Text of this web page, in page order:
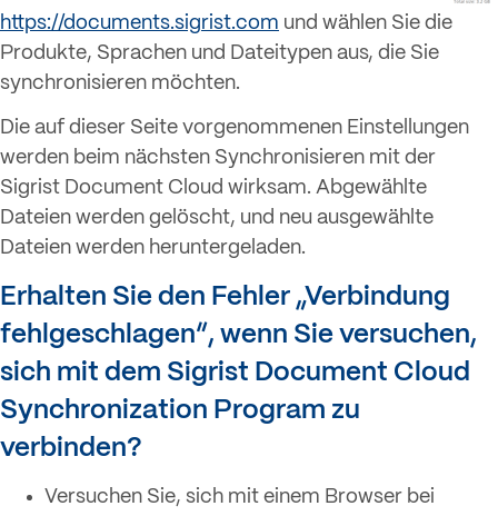
https://documents.sigrist.com und wählen Sie die
Produkte, Sprachen und Dateitypen aus, die Sie
synchronisieren möchten.
Die auf dieser Seite vorgenommenen Einstellungen
werden beim nächsten Synchronisieren mit der
Sigrist Document Cloud wirksam. Abgewählte
Dateien werden gelöscht, und neu ausgewählte
Dateien werden heruntergeladen.
Erhalten Sie den Fehler „Verbindung
fehlgeschlagen“, wenn Sie versuchen,
sich mit dem Sigrist Document Cloud
Synchronization Program zu
verbinden?
Versuchen Sie, sich mit einem Browser bei